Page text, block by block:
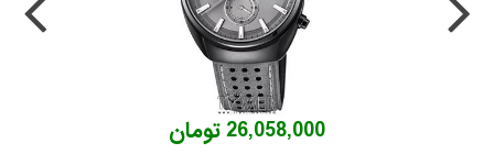
26,058,000 تومان